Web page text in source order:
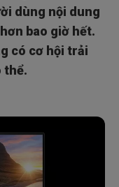
dùng nội dung
bao giờ hết.
có cơ hội trải
thể.